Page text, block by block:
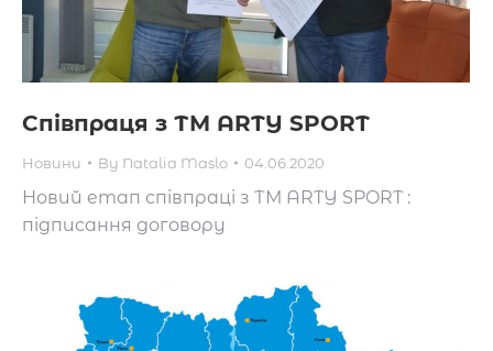
Співпраця з ТМ ARTY SPORT
Новини By Natalia Maslo 04.06.2020
Новий етап співпраці з ТМ ARTY SPORT :
підписання договору